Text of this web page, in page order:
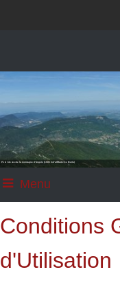
Point de vue de la montagne d'Angèle (1606 m d'altitude: Le Merlu)
Menu
Conditions
d'Utilisation